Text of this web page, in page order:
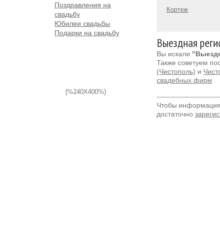
Поздравления на
свадьбу
Юбилеи свадьбы
Подарки на свадьбу
{%240X400%}
Кортеж
Выездная
Вы искали
Также советуем
(Чистополь) и
свадебных фирм
Чтобы
достаточно